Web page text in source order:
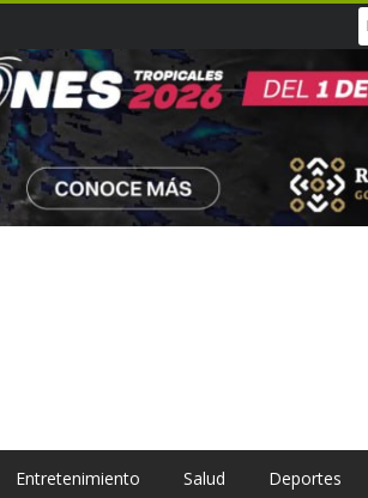
Entretenimiento Salud Deportes